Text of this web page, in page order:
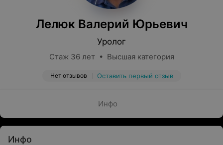
Лелюк Валерий Юрьевич
Уролог
Стаж 36 лет • Высшая категория
Нет отзывов Оставить первый отзыв
Инфо
Инфо